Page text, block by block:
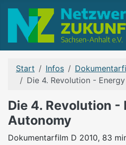
Start Infos
Die 4. Revolution -
Die 4. Revolution -
Autonomy
Dokumentarfilm D 2010, 83